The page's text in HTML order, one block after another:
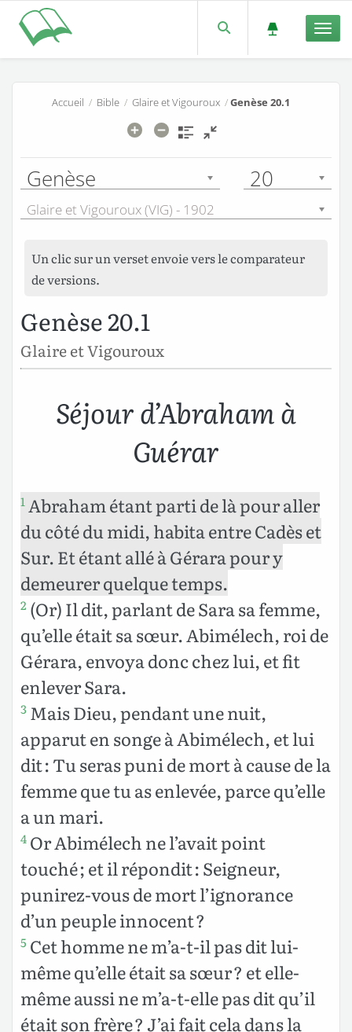
Accueil / Bible/ Glaire et Vigouroux/Genèse 20.1
Genèse 20
Glaire et Vigouroux (VIG) - 1902
Un clic sur un verset envoie vers le comparateur
de versions.
Genèse 20.1
Glaire et Vigouroux
Séjour d’Abraham à
Guérar
1Abraham étant parti de là pour aller
du côté du midi, habita entre Cadès et
Sur. Et étant allé à Gérara pour y
demeurer quelque temps.
2 (Or) Il dit, parlant de Sara sa femme,
qu’elle était sa sœur. Abimélech, roi de
Gérara, envoya donc chez lui, et fit
enlever Sara.
3 Mais Dieu, pendant une nuit,
apparut en songe à Abimélech, et lui
dit : Tu seras puni de mort à cause de la
femme que tu as enlevée, parce qu’elle
a un mari.
4 Or Abimélech ne l’avait point
touché ; et il répondit : Seigneur,
punirez-vous de mort l’ignorance
d’un peuple innocent ?
5 Cet homme ne m’a-t-il pas dit lui-
même qu’elle était sa sœur ? et elle-
même aussi ne m’a-t-elle pas dit qu’il
était son frère ? J’ai fait cela dans la